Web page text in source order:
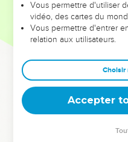
détournés de l’Éternel,
Ils s’obstinèrent à
mais l’arche de l’alliance de
Alors descendirent les
habitaient cette montagne ;
en pièces jusqu’à Horma.
© Société biblique française – Bibli’O,
Vous permettre d'utiliser
vidéo, des cartes du
Vous permettre d'entrer
relation aux utilisateurs.
Choisir
Accepter